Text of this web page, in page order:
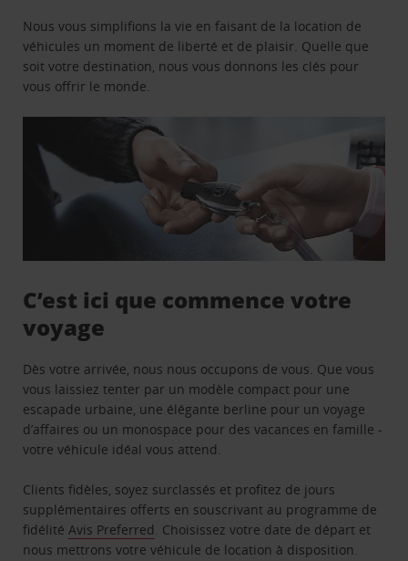
Nous vous simplifions la vie en faisant de la location de
véhicules un moment de liberté et de plaisir. Quelle que
soit votre destination, nous vous donnons les clés pour
vous offrir le monde.
C’est ici que commence votre
voyage
Dès votre arrivée, nous nous occupons de vous. Que vous
vous laissiez tenter par un modèle compact pour une
escapade urbaine, une élégante berline pour un voyage
d’affaires ou un monospace pour des vacances en famille -
votre véhicule idéal vous attend.
Clients fidèles, soyez surclassés et profitez de jours
supplémentaires offerts en souscrivant au programme de
fidélitéAvis Preferred. Choisissez votre date de départ et
nous mettrons votre véhicule de location à disposition.